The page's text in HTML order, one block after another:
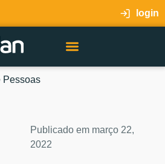
login
Pessoas
Publicado em março 22,
2022